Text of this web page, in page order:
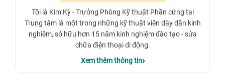
Tôi là Kim Kỳ - Trưởng Phòng Kỹ thuật Phần cứng tại
Trung tâm là một trong những kỹ thuật viên dày dặn kinh
nghiệm, sở hữu hơn 15 năm kinh nghiệm đào tạo - sửa
chữa điện thoại di động.
Xem thêm thông tin